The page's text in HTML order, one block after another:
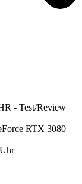
- Test/Review
RTX 3080